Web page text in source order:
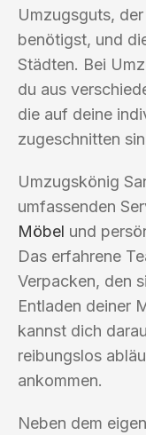
Umzugsguts,
benötigst, und
Städten. Bei
du aus
die auf deine
zugeschnitten
Umzugskönig
umfassenden
Möbel und
Das erfahrene
Verpacken, den
Entladen deiner
kannst dich
reibungslos
ankommen.
Neben dem